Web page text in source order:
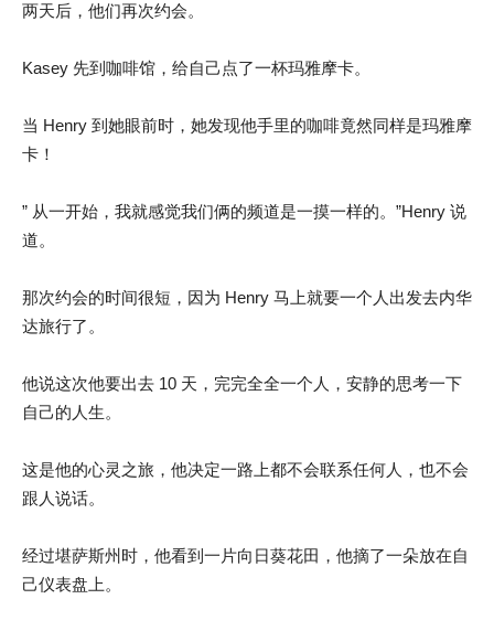
两天后，他们再次约会。
Kasey 先到咖啡馆，给自己点了一杯玛雅摩卡。
当 Henry 到她眼前时，她发现他手里的咖啡竟然同样是玛雅摩
卡！
” 从一开始，我就感觉我们俩的频道是一摸一样的。”Henry 说
道。
那次约会的时间很短，因为 Henry 马上就要一个人出发去内华
达旅行了。
他说这次他要出去 10 天，完完全全一个人，安静的思考一下
自己的人生。
这是他的心灵之旅，他决定一路上都不会联系任何人，也不会
跟人说话。
经过堪萨斯州时，他看到一片向日葵花田，他摘了一朵放在自
己仪表盘上。